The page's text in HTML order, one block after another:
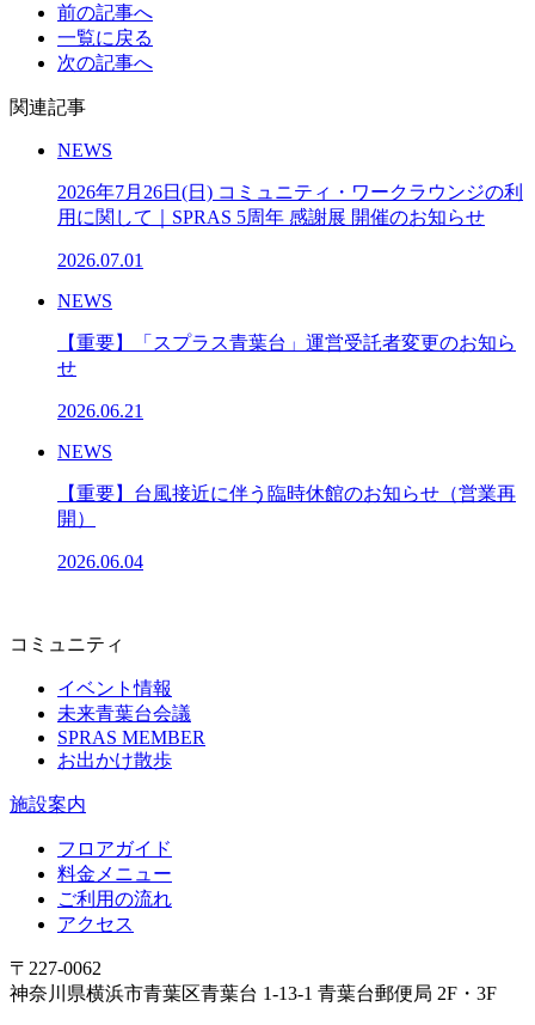
前の記事へ
一覧に戻る
次の記事へ
関連記事
NEWS
2026年7月26日(日) コミュニティ・ワークラウンジの利
用に関して｜SPRAS 5周年 感謝展 開催のお知らせ
2026.07.01
NEWS
【重要】「スプラス青葉台」運営受託者変更のお知ら
せ
2026.06.21
NEWS
【重要】台風接近に伴う臨時休館のお知らせ（営業再
開）
2026.06.04
コミュニティ
イベント情報
未来青葉台会議
SPRAS MEMBER
お出かけ散歩
施設案内
フロアガイド
料金メニュー
ご利用の流れ
アクセス
〒227-0062
神奈川県横浜市青葉区青葉台 1-13-1 青葉台郵便局 2F・3F